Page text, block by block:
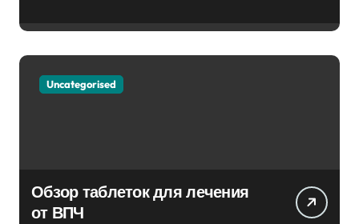
Uncategorised
Обзор таблеток для лечения
от ВПЧ